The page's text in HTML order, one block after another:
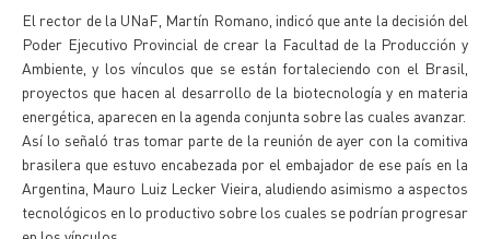
El rector de la UNaF, Martín Romano, indicó que ante la decisión del
Poder Ejecutivo Provincial de crear la Facultad de la Producción y
Ambiente, y los vínculos que se están fortaleciendo con el Brasil,
proyectos que hacen al desarrollo de la biotecnología y en materia
energética, aparecen en la agenda conjunta sobre las cuales avanzar.
Así lo señaló tras tomar parte de la reunión de ayer con la comitiva
brasilera que estuvo encabezada por el embajador de ese país en la
Argentina, Mauro Luiz Lecker Vieira, aludiendo asimismo a aspectos
tecnológicos en lo productivo sobre los cuales se podrían progresar